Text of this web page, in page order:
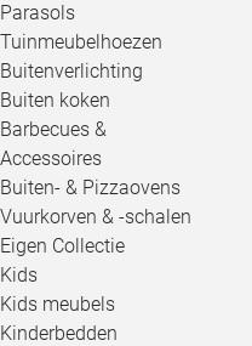
Parasols
Tuinmeubelhoezen
Buitenverlichting
Buiten koken
Barbecues &
Accessoires
Buiten- & Pizzaovens
Vuurkorven & -schalen
Eigen Collectie
Kids
Kids meubels
Kinderbedden